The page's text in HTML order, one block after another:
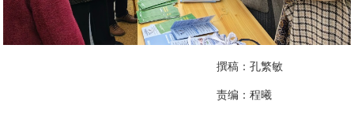
撰稿：孔繁敏
责编： 程曦